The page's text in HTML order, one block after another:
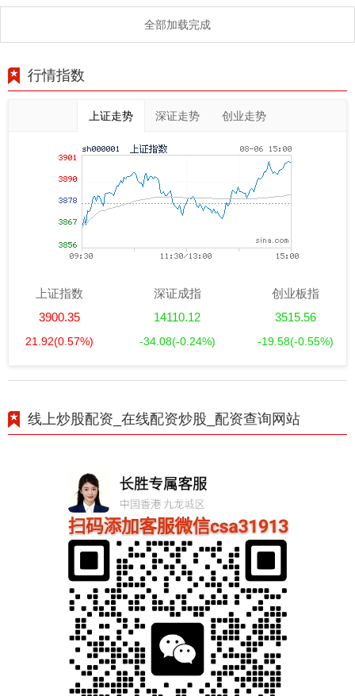
全部加载完成
行情指数
上证走势 深证走势 创业走势
上证指数
3900.35
21.92(0.57%)
深证成指
14110.12
-34.08(-0.24%)
创业板指
3515.56
-19.58(-0.55%)
线上炒股配资_在线配资炒股_配资查询网站